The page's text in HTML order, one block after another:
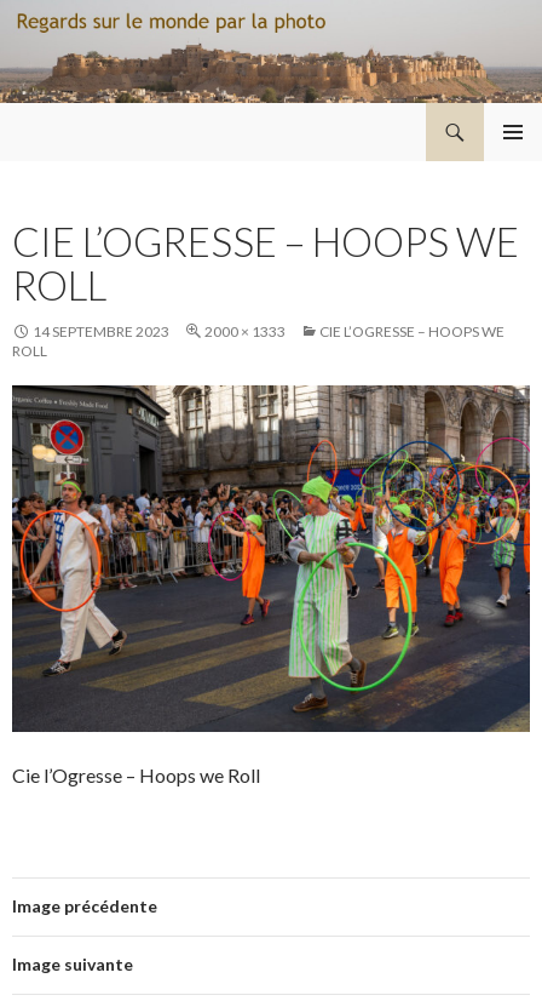
CIE L’OGRESSE – HOOPS WE
ROLL
14 SEPTEMBRE 2023 2000 × 1333
CIE L’OGRESSE – HOOPS WE
ROLL
Cie l’Ogresse – Hoops we Roll
Image précédente
Image suivante